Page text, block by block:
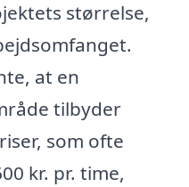
størrelse,
at en
tilbyder
som ofte
kr. pr. time,